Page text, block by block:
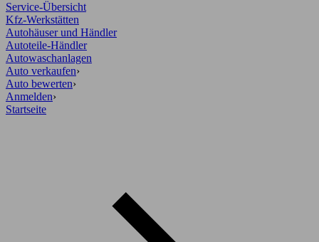
Service-Übersicht
Kfz-Werkstätten
Autohäuser und Händler
Autoteile-Händler
Autowaschanlagen
Auto verkaufen›
Auto bewerten›
Anmelden›
Startseite